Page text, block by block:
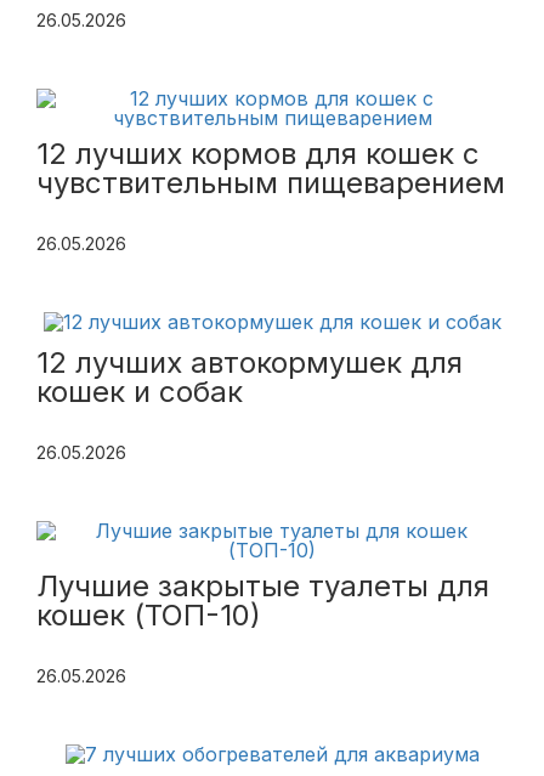
26.05.2026
12 лучших кормов для кошек с
чувствительным пищеварением
26.05.2026
12 лучших автокормушек для
кошек и собак
26.05.2026
Лучшие закрытые туалеты для
кошек (ТОП-10)
26.05.2026